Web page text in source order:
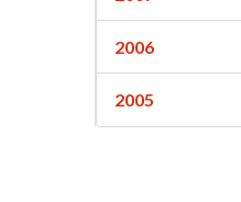
2006
2005